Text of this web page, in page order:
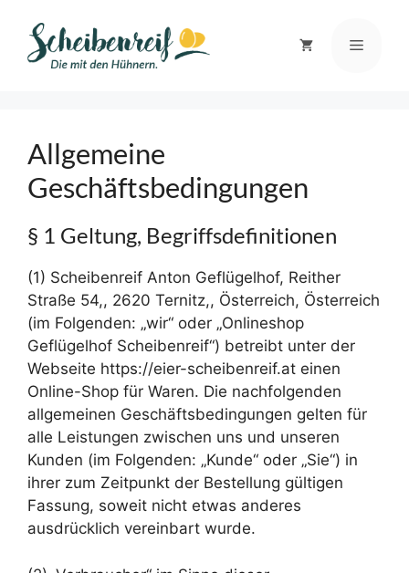
Allgemeine
Geschäftsbedingungen
§ 1 Geltung, Begriffsdefinitionen
(1) Scheibenreif Anton Geflügelhof, Reither
Straße 54,, 2620 Ternitz,, Österreich, Österreich
(im Folgenden: „wir“ oder „Onlineshop
Geflügelhof Scheibenreif“) betreibt unter der
Webseite https://eier-scheibenreif.at einen
Online-Shop für Waren. Die nachfolgenden
allgemeinen Geschäftsbedingungen gelten für
alle Leistungen zwischen uns und unseren
Kunden (im Folgenden: „Kunde“ oder „Sie“) in
ihrer zum Zeitpunkt der Bestellung gültigen
Fassung, soweit nicht etwas anderes
ausdrücklich vereinbart wurde.